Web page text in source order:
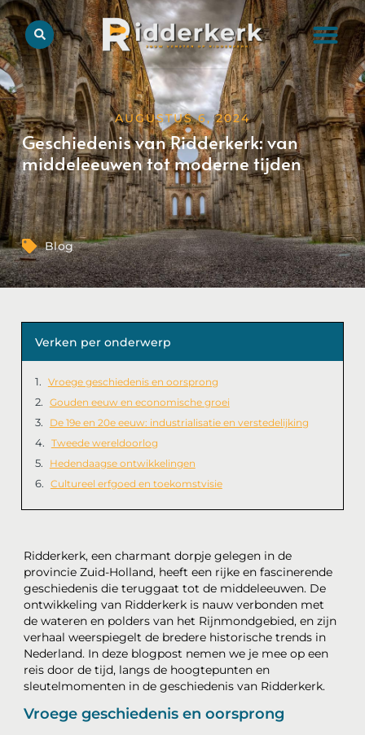
AUGUSTUS 6, 2024
Geschiedenis van Ridderkerk: van
middeleeuwen tot moderne tijden
Blog
Ridderkerk, een charmant dorpje gelegen in de
provincie Zuid-Holland, heeft een rijke en fascinerende
geschiedenis die teruggaat tot de middeleeuwen. De
ontwikkeling van Ridderkerk is nauw verbonden met
de wateren en polders van het Rijnmondgebied, en zijn
verhaal weerspiegelt de bredere historische trends in
Nederland. In deze blogpost nemen we je mee op een
reis door de tijd, langs de hoogtepunten en
sleutelmomenten in de geschiedenis van Ridderkerk.
Vroege geschiedenis en oorsprong
Verken per onderwerp
Vroege geschiedenis en oorsprong
Gouden eeuw en economische groei
De 19e en 20e eeuw: industrialisatie en verstedelijking
Tweede wereldoorlog
Hedendaagse ontwikkelingen
Cultureel erfgoed en toekomstvisie